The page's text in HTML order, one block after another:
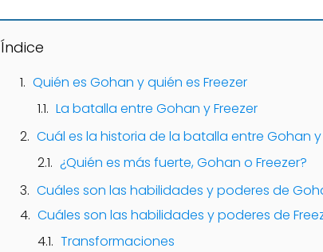
Índice
Quién es Gohan y quién es Freezer
La batalla entre Gohan y Freezer
Cuál es la historia de la batalla entre Gohan y
¿Quién es más fuerte, Gohan o Freezer?
Cuáles son las habilidades y poderes de
Cuáles son las habilidades y poderes de
Transformaciones